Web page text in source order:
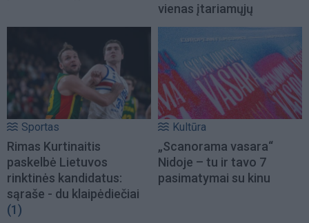
vienas įtariamųjų
Sportas
Rimas Kurtinaitis
paskelbė Lietuvos
rinktinės kandidatus:
sąraše - du klaipėdiečiai
(1)
Kultūra
„Scanorama vasara“
Nidoje – tu ir tavo 7
pasimatymai su kinu